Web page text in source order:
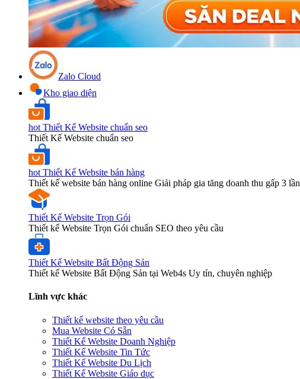
Zalo Cloud
Kho giao diện
hot Thiết Kế Website chuẩn seo
Thiết Kế Website chuẩn seo
hot Thiết Kế Website bán hàng
Thiết kế website bán hàng online Giải pháp gia tăng doanh thu gấp 3 lần
Thiết Kế Website Trọn Gói
Thiết kế Website Trọn Gói chuẩn SEO theo yêu cầu
Thiết Kế Website Bất Động Sản
Thiết kế Website Bất Động Sản tại Web4s Uy tín, chuyên nghiệp
Lĩnh vực khác
Thiết kế website theo yêu cầu
Mua Website Có Sẵn
Thiết Kế Website Doanh Nghiệp
Thiết Kế Website Tin Tức
Thiết Kế Website Du Lịch
Thiết Kế Website Giáo dục